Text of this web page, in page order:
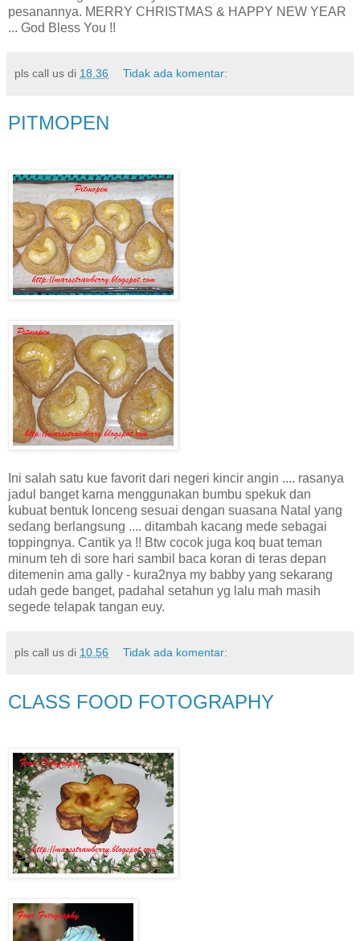
pesanannya. MERRY CHRISTMAS & HAPPY NEW YEAR
... God Bless You !!
pls call us di 18.36 Tidak ada komentar:
PITMOPEN
Ini salah satu kue favorit dari negeri kincir angin .... rasanya
jadul banget karna menggunakan bumbu spekuk dan
kubuat bentuk lonceng sesuai dengan suasana Natal yang
sedang berlangsung .... ditambah kacang mede sebagai
toppingnya. Cantik ya !! Btw cocok juga koq buat teman
minum teh di sore hari sambil baca koran di teras depan
ditemenin ama gally - kura2nya my babby yang sekarang
udah gede banget, padahal setahun yg lalu mah masih
segede telapak tangan euy.
pls call us di 10.56 Tidak ada komentar:
CLASS FOOD FOTOGRAPHY